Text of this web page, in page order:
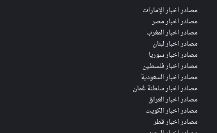
مصادر اخبار الإمارات
مصادر اخبار مصر
مصادر اخبار المغرب
مصادر اخبار لبنان
مصادر اخبار سوريا
مصادر اخبار فلسطين
مصادر اخبار السعودية
مصادر اخبار سلطنة عُمان
مصادر اخبار العراق
مصادر اخبار الكويت
مصادر اخبار قطر